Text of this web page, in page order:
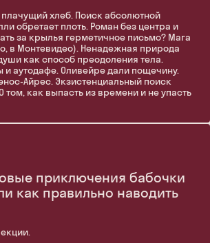
хлеб. Поиск абсолютной
обретает плоть. Роман без центра и
за крылья герметичное письмо? Мага
в Монтевидео). Ненадежная природа
как способ преодоления тела.
аутодафе. Оливейре дали пощечину.
Айрес. Экзистенциальный поиск
том, как выпасть из времени и не упасть
приключения бабочки
как правильно наводить